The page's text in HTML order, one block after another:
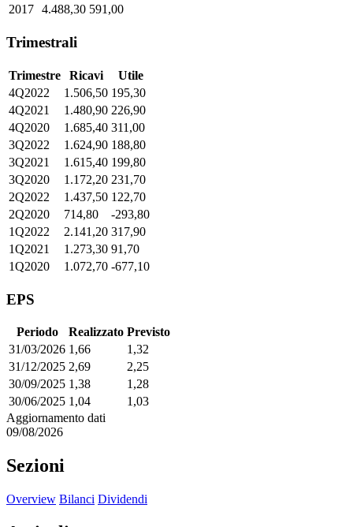
2017 4.488,30 591,00
Trimestrali
Trimestre Ricavi
Utile
4Q2022
1.506,50 195,30
4Q2021
1.480,90 226,90
4Q2020
1.685,40 311,00
3Q2022
1.624,90 188,80
3Q2021
1.615,40 199,80
3Q2020
1.172,20 231,70
2Q2022
1.437,50 122,70
2Q2020
714,80
-293,80
1Q2022
2.141,20 317,90
1Q2021
1.273,30 91,70
1Q2020
1.072,70 -677,10
EPS
Periodo Realizzato Previsto
31/03/2026 1,66
1,32
31/12/2025 2,69
2,25
30/09/2025 1,38
1,28
30/06/2025 1,04
1,03
Aggiornamento dati
09/08/2026
Sezioni
Overview Bilanci Dividendi